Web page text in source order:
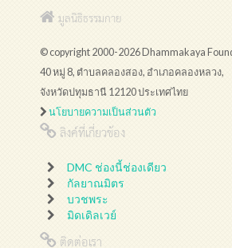
มูลนิธิธรรมกาย
© copyright 2000-2026 Dhammakaya
40 หมู่ 8, ตำบลคลองสอง, อำเภอคลองหลวง,
จังหวัดปทุมธานี 12120 ประเทศไทย
นโยบายความเป็นส่วนตัว
ลิงค์ที่เกี่ยวข้อง
DMC ช่องนี้ช่องเดียว
กัลยาณมิตร
บวชพระ
มิดเดิลเวย์
ติดต่อเรา